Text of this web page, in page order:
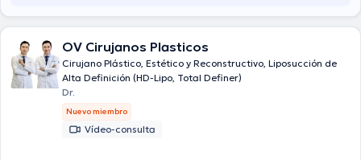
OV Cirujanos Plasticos
Cirujano Plástico, Estético y Reconstructivo, Liposucción de
Alta Definición (HD-Lipo, Total Definer)
Dr.
Nuevo miembro
Vídeo-consulta